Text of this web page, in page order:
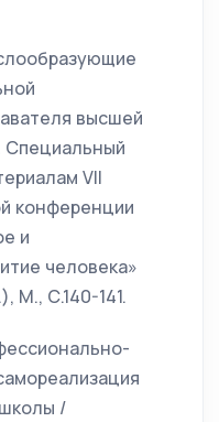
высшей
VII
конференции
и
человека»
М., С.140-141.
/